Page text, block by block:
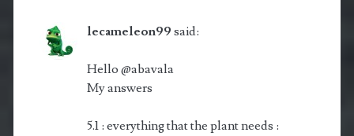
lecameleon99 said:
Hello @abavala
My answers
5.1 : everything that the plant needs :